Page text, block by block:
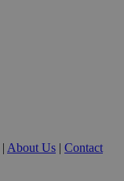
| About Us | Contact